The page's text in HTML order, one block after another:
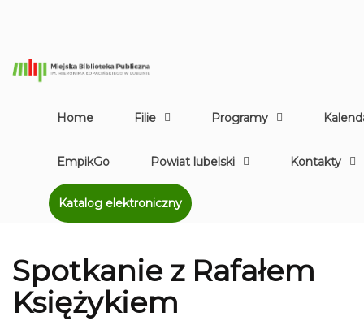
Home Filie Programy
EmpikGo Powiat lubelski Kontakty
Katalog elektroniczny
Spotkanie z Rafałem
Księżykiem